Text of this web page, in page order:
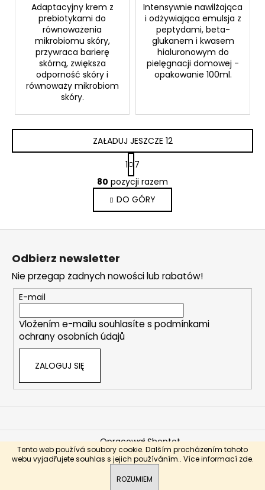
Tento web používá soubory cookie. Dalším procházením tohoto
webu vyjadřujete souhlas s jejich používáním.. Více informací zde.
ROZUMIEM
Adaptacyjny krem z
prebiotykami do
równoważenia
mikrobiomu skóry,
przywraca barierę
skórną, zwiększa
odporność skóry i
równoważy mikrobiom
skóry.
Intensywnie nawilżająca
i odżywiająca emulsja z
peptydami, beta-
glukanem i kwasem
hialuronowym do
pielęgnacji domowej -
opakowanie 100ml.
K
o
n
t
r
i
l
i
s
t
ZAŁADUJ JESZCZE 12
P
a
g
i
n
a
1
7
80 pozycji razem
DO GÓRY
S
Odbierz newsletter
Nie przegap żadnych nowości lub rabatów!
E-mail
Vložením e-mailu souhlasíte s podmínkami
ochrany osobních údajů
ZALOGUJ SIĘ
Opracował Shoptet
Copyright 2026Biomedix.cz - e-shop s doplňky stravy